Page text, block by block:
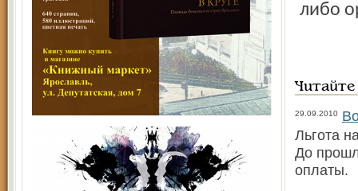
либо
29.09.2010
Льгота
До
оплаты.